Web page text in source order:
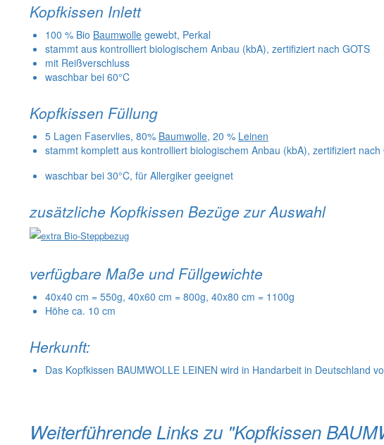
Kopfkissen Inlett
100 % Bio Baumwolle gewebt, Perkal
stammt aus kontrolliert biologischem Anbau (kbA), zertifiziert nach GOTS
mit Reißverschluss
waschbar bei 60°C
Kopfkissen Füllung
5 Lagen Faservlies, 80% Baumwolle, 20 % Leinen
stammt komplett aus kontrolliert biologischem Anbau (kbA), zertifiziert nach
waschbar bei 30°C, für Allergiker geeignet
zusätzliche Kopfkissen Bezüge zur Auswahl
verfügbare Maße und Füllgewichte
40x40 cm = 550g, 40x60 cm = 800g, 40x80 cm = 1100g
Höhe ca. 10 cm
Herkunft:
Das Kopfkissen BAUMWOLLE LEINEN wird in Handarbeit in Deutschland
Weiterführende Links zu "Kopfkissen